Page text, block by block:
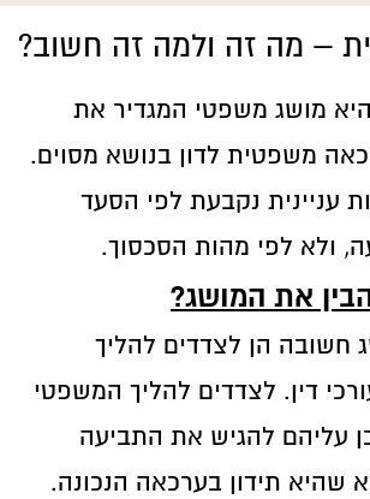
– מה זה ולמה זה חשוב?
היא מושג משפטי המגדיר את
משפטית לדון בנושא מסוים.
עניינית נקבעת לפי הסעד
ולא לפי מהות הסכסוך.
את המושג?
חשובה הן לצדדים להליך
דין. לצדדים להליך המשפטי
עליהם להגיש את התביעה
שהיא תידון בערכאה הנכונה.